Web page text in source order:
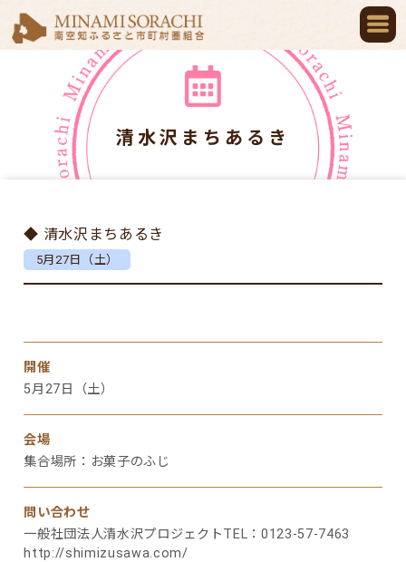
清水沢まちあるき
◆ 清水沢まちあるき
5月27日（土）
開催
5月27日（土）
会場
集合場所：お菓子のふじ
問い合わせ
一般社団法人清水沢プロジェクトTEL：0123-57-7463
http://shimizusawa.com/